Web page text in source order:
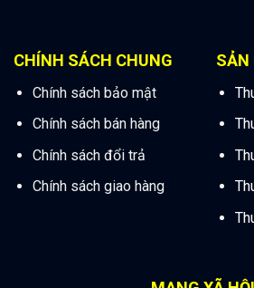
CHÍNH SÁCH CHUNG
Chính sách bảo mật
Chính sách bán hàng
Chính sách đổi trả
Chính sách giao hàng
SẢN